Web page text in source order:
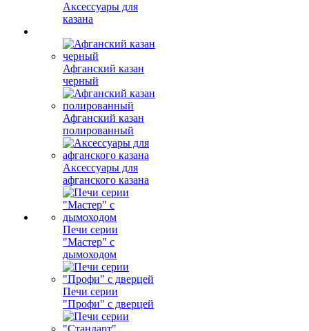
Аксессуары для
казана
Афганский казан
черный
Афганский казан
полированный
Аксессуары для
афганского казана
Печи серии
"Мастер" с
дымоходом
Печи серии
"Профи" с дверцей